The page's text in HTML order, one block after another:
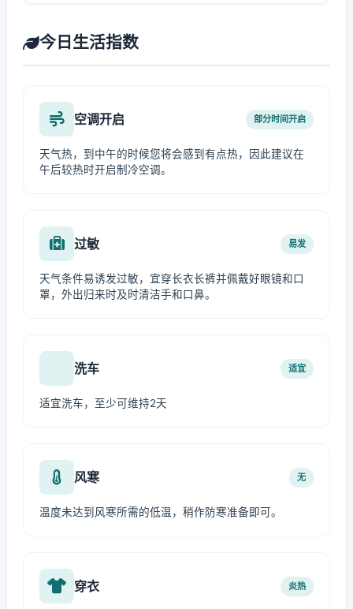
今日生活指数
空调开启 部分时间开启
天气热，到中午的时候您将会感到有点热，因此建议在
午后较热时开启制冷空调。
过敏 易发
天气条件易诱发过敏，宜穿长衣长裤并佩戴好眼镜和口
罩，外出归来时及时清洁手和口鼻。
洗车 适宜
适宜洗车，至少可维持2天
风寒 无
温度未达到风寒所需的低温，稍作防寒准备即可。
穿衣 炎热